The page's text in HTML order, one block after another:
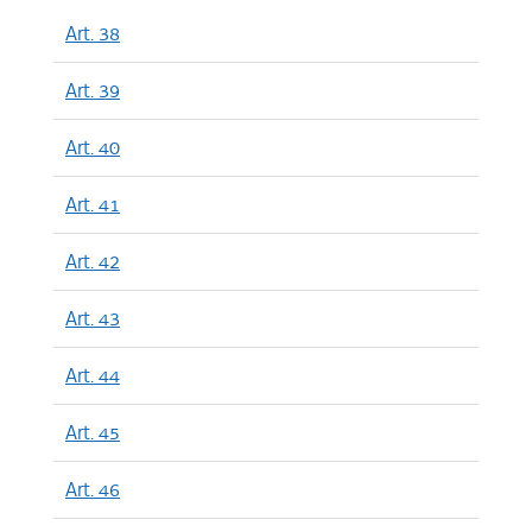
Art. 38
Art. 39
Art. 40
Art. 41
Art. 42
Art. 43
Art. 44
Art. 45
Art. 46